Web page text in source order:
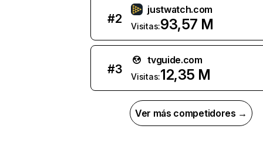
#2
justwatch.com
Visitas:93,57 M
#3
tvguide.com
Visitas:12,35 M
Ver más competidores →